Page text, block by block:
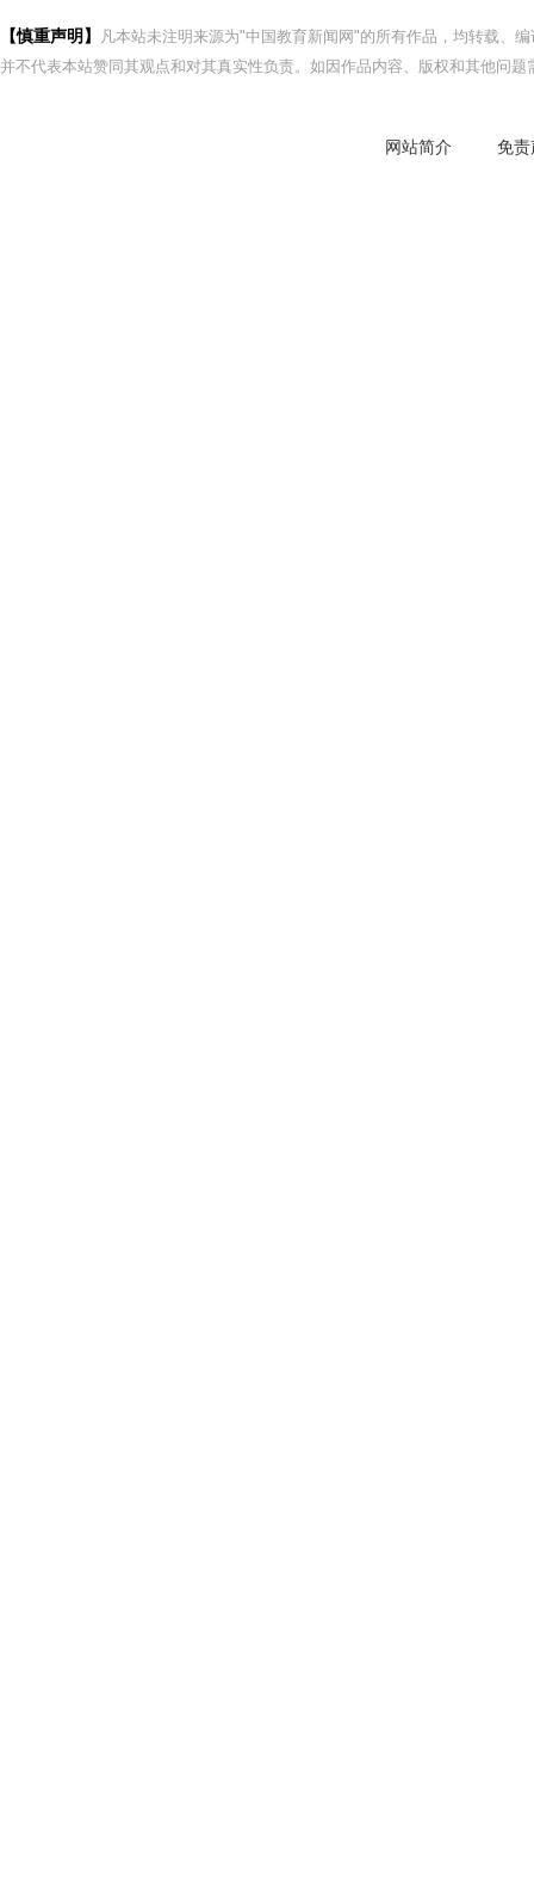
【慎重声明】
凡本站未注明来源为"中国教育新闻网"的所有作品，均转载、
并不代表本站赞同其观点和对其真实性负责。如因作品内容、版权和其他问
网站简介 免责